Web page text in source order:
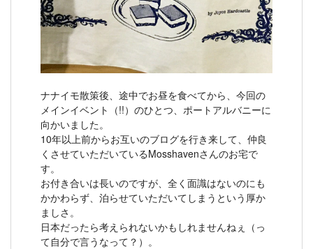
ナナイモ散策後、途中でお昼を食べてから、今回の
メインイベント（!!）のひとつ、ポートアルバニーに
向かいました。
10年以上前からお互いのブログを行き来して、仲良
くさせていただいているMosshavenさんのお宅で
す。
お付き合いは長いのですが、全く面識はないのにも
かかわらず、泊らせていただいてしまうという厚か
ましさ。
日本だったら考えられないかもしれませんねぇ（っ
て自分で言うなって？）。